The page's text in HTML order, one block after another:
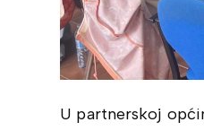
U partnerskoj